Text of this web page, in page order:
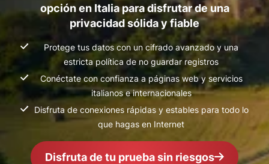
opción en Italia para disfrutar de una
privacidad sólida y fiable
Protege tus datos con un cifrado avanzado y una
estricta política de no guardar registros
Conéctate con confianza a páginas web y servicios
italianos e internacionales
Disfruta de conexiones rápidas y estables para todo lo
que hagas en Internet
Disfruta de tu prueba sin riesgos